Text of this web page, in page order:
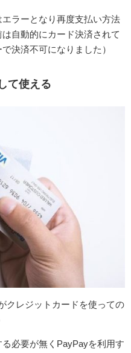
ラーとなり再度支払い方法
自動的にカード決済されて
決済不可になりました）
て使える
クレジットカードを使っての
必要が無くPayPayを利用す